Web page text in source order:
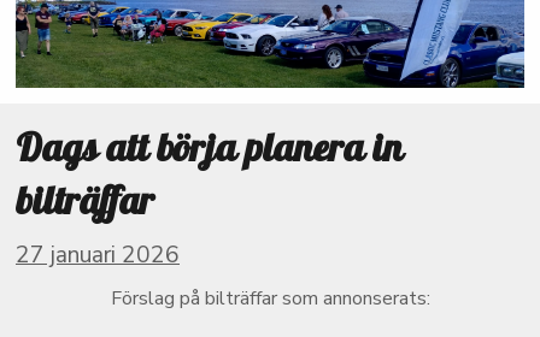
Dags att börja planera in
bilträffar
27 januari 2026
Förslag på bilträffar som annonserats: